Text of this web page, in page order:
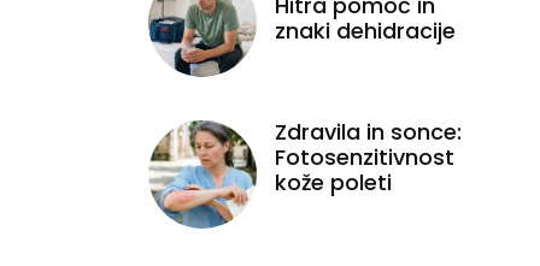
znaki dehidracije
Zdravila in sonce:
Fotosenzitivnost
kože poleti